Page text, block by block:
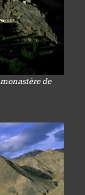
de